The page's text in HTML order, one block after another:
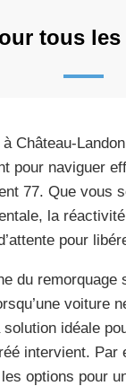
tous
Château-
pour naviguer
77. Que vous
la
pour
du remorquage
voiture
idéale
intervient. Par
options pour